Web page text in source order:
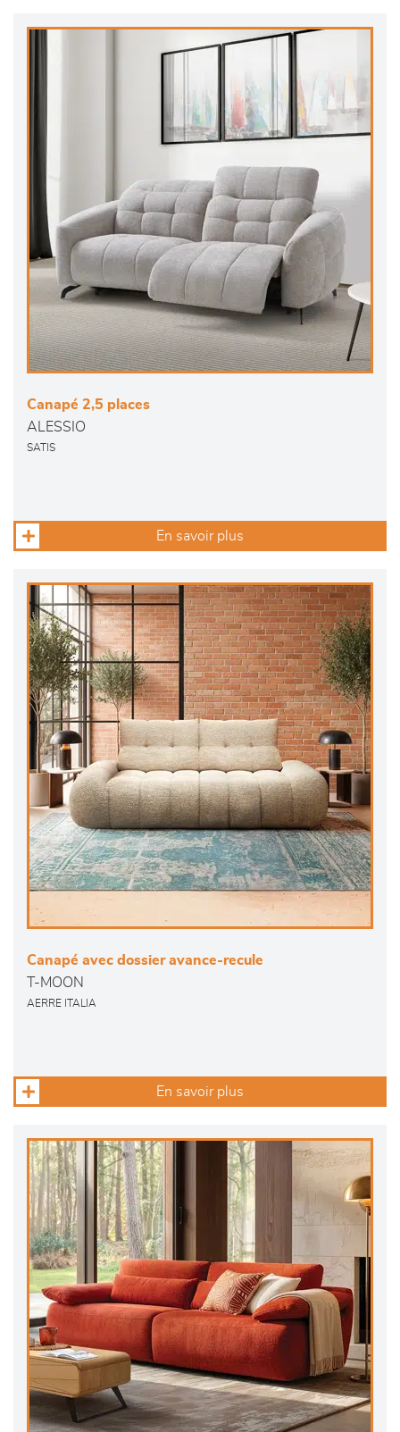
Canapé 2,5 places
ALESSIO
SATIS
En savoir plus
Canapé avec dossier avance-recule
T-MOON
AERRE ITALIA
En savoir plus